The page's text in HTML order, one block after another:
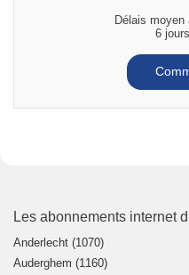
Délais moyen
6
Les abonnements internet
Anderlecht (1070)
Auderghem (1160)